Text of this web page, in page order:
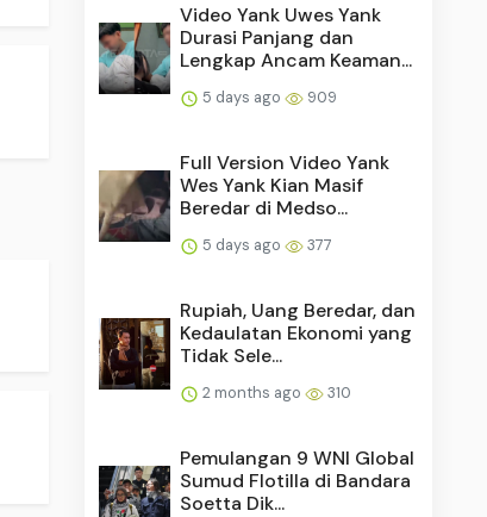
Video Yank Uwes Yank
Durasi Panjang dan
Lengkap Ancam Keaman...
5 days ago 909
Full Version Video Yank
Wes Yank Kian Masif
Beredar di Medso...
5 days ago 377
Rupiah, Uang Beredar, dan
Kedaulatan Ekonomi yang
Tidak Sele...
2 months ago 310
Pemulangan 9 WNI Global
Sumud Flotilla di Bandara
Soetta Dik...